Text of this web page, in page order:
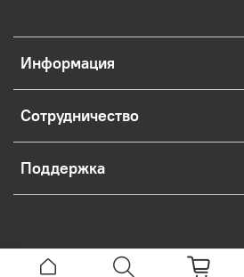
Информация
Сотрудничество
Поддержка